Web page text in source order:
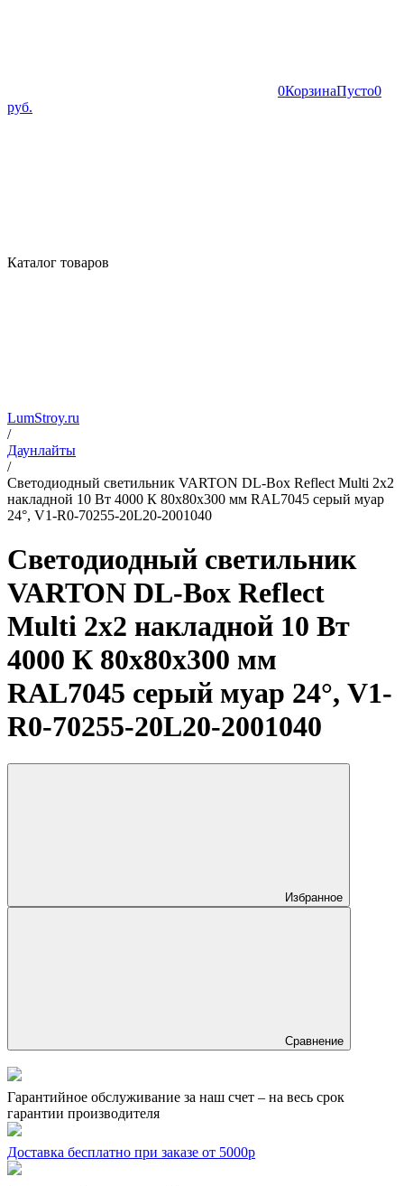
0КорзинаПусто0
руб.
Каталог товаров
LumStroy.ru
/
Даунлайты
/
Светодиодный светильник VARTON DL-Box Reflect Multi 2x2
накладной 10 Вт 4000 К 80х80х300 мм RAL7045 серый муар
24°, V1-R0-70255-20L20-2001040
Светодиодный светильник
VARTON DL-Box Reflect
Multi 2x2 накладной 10 Вт
4000 К 80х80х300 мм
RAL7045 серый муар 24°, V1-
R0-70255-20L20-2001040
Избранное
Сравнение
Гарантийное обслуживание за наш счет – на весь срок
гарантии производителя
Доставка бесплатно при заказе от 5000р